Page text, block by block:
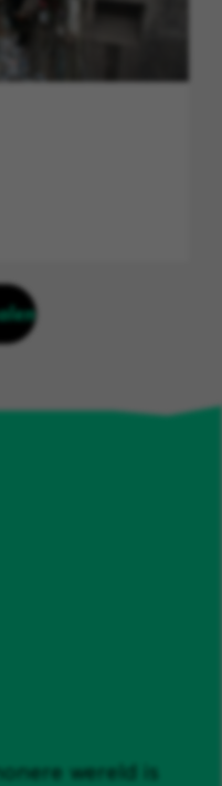
wereld is